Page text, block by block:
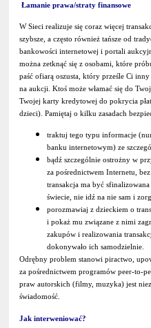
Łamanie prawa/straty finansowe
W Sieci realizuje się coraz więcej
szybsze, a często również tańsze od
bankowości internetowej i portali
można zetknąć się z osobami, które
paść ofiarą oszusta, który prześle Ci
na aukcji. Ktoś może włamać się do
Twojej karty kredytowej do pokrycia
dzieci). Pamiętaj o kilku zasadach
traktuj tego typu informacje
banku internetowym) ze
bądź szczególnie ostrożny w
za pośrednictwem Internetu,
transakcja ma być
świecie, nie idź na nie sam i
porozmawiaj z dzieckiem o
i pokaż mu związane z nimi
zakupów i realizowania
dokonywało ich samodzielnie.
Odrębny problem stanowi piractwo,
za pośrednictwem programów peer-to-
praw autorskich (filmy, muzyka) jest
świadomość.
Jak interweniować?